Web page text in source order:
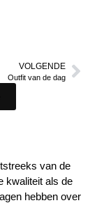
VOLGENDE
Outfit van de dag
van de
kwaliteit als de
hebben over